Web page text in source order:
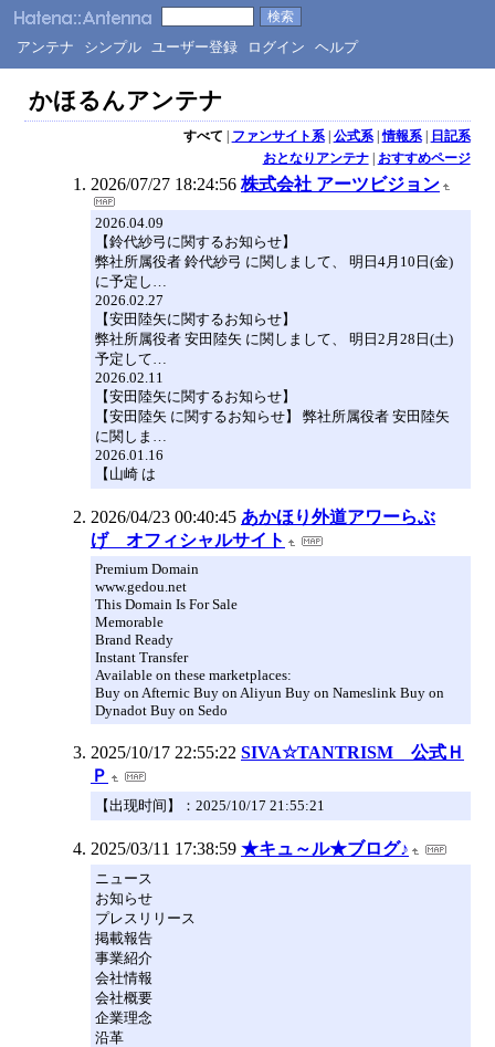
アンテナ シンプル ユーザー登録 ログイン ヘルプ
かほるんアンテナ
すべて | ファンサイト系| 公式系|情報系| 日記系
おとなりアンテナ| おすすめページ
2026/07/27 18:24:56 株式会社 アーツビジョン
2026.04.09
【鈴代紗弓に関するお知らせ】
弊社所属役者 鈴代紗弓 に関しまして、 明日4月10日(金)
に予定し…
2026.02.27
【安田陸矢に関するお知らせ】
弊社所属役者 安田陸矢 に関しまして、 明日2月28日(土)
予定して…
2026.02.11
【安田陸矢に関するお知らせ】
【安田陸矢 に関するお知らせ】 弊社所属役者 安田陸矢
に関しま…
2026.01.16
【山崎 は
2026/04/23 00:40:45 あかほり外道アワーらぶ
げ オフィシャルサイト
Premium Domain
www.gedou.net
This Domain Is For Sale
Memorable
Brand Ready
Instant Transfer
Available on these marketplaces:
Buy on Afternic Buy on Aliyun Buy on Nameslink Buy on
Dynadot Buy on Sedo
2025/10/17 22:55:22 SIVA☆TANTRISM 公式Ｈ
Ｐ
【出现时间】：2025/10/17 21:55:21
2025/03/11 17:38:59 ★キュ～ル★ブログ♪
ニュース
お知らせ
プレスリリース
掲載報告
事業紹介
会社情報
会社概要
企業理念
沿革